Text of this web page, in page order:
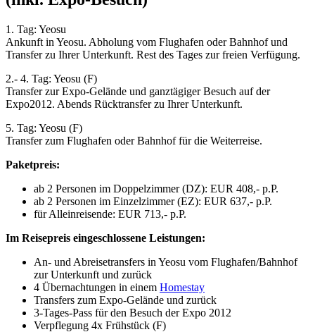
1. Tag: Yeosu
Ankunft in Yeosu. Abholung vom Flughafen oder Bahnhof und
Transfer zu Ihrer Unterkunft. Rest des Tages zur freien Verfügung.
2.- 4. Tag: Yeosu (F)
Transfer zur Expo-Gelände und ganztägiger Besuch auf der
Expo2012. Abends Rücktransfer zu Ihrer Unterkunft.
5. Tag: Yeosu (F)
Transfer zum Flughafen oder Bahnhof für die Weiterreise.
Paketpreis:
ab 2 Personen im Doppelzimmer (DZ): EUR 408,- p.P.
ab 2 Personen im Einzelzimmer (EZ): EUR 637,- p.P.
für Alleinreisende: EUR 713,- p.P.
Im Reisepreis eingeschlossene Leistungen:
An- und Abreisetransfers in Yeosu vom Flughafen/Bahnhof
zur Unterkunft und zurück
4 Übernachtungen in einem Homestay
Transfers zum Expo-Gelände und zurück
3-Tages-Pass für den Besuch der Expo 2012
Verpflegung 4x Frühstück (F)